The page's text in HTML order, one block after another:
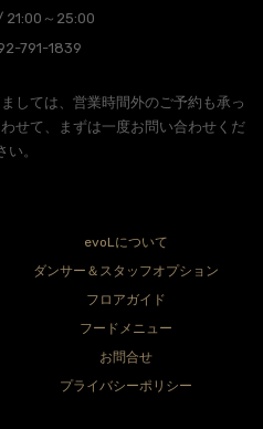
21:00～25:00
791-1839
しては、営業時間外のご予約も承っ
せて、まずは一度お問い合わせくだ
い。
evoLについて
ダンサー＆スタッフオプション
フロアガイド
フードメニュー
お問合せ
プライバシーポリシー